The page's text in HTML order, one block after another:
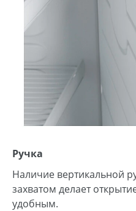
Ручка
Наличие вертикальной
захватом делает
удобным.